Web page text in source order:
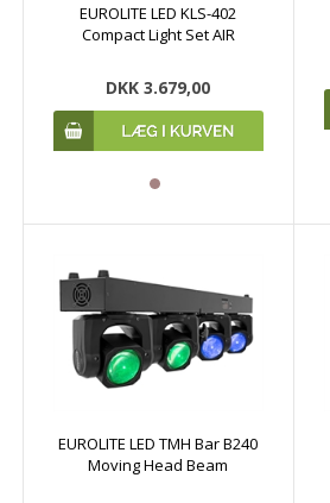
EUROLITE LED KLS-402
Compact Light Set AIR
DKK 3.679,00
EUROLITE LED TMH Bar B240
Moving Head Beam